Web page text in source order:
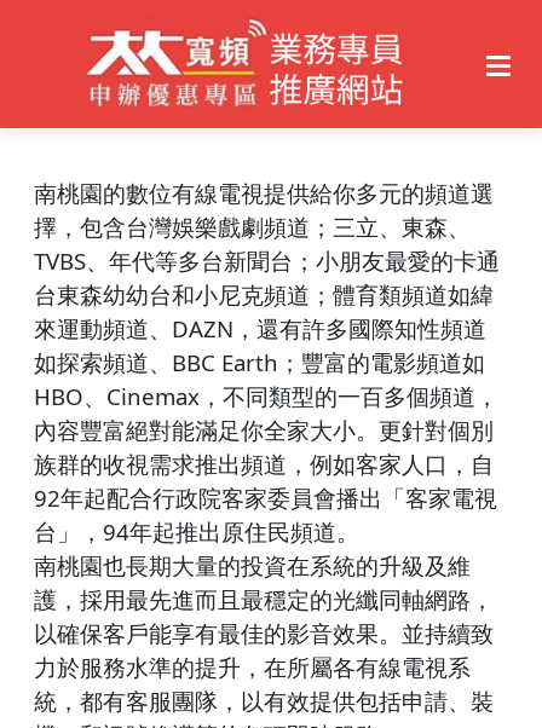
南桃園的數位有線電視提供給你多元的頻道選
擇，包含台灣娛樂戲劇頻道；三立、東森、
TVBS、年代等多台新聞台；小朋友最愛的卡通
台東森幼幼台和小尼克頻道；體育類頻道如緯
來運動頻道、DAZN，還有許多國際知性頻道
如探索頻道、BBC Earth；豐富的電影頻道如
HBO、Cinemax，不同類型的一百多個頻道，
內容豐富絕對能滿足你全家大小。更針對個別
族群的收視需求推出頻道，例如客家人口，自
92年起配合行政院客家委員會播出「客家電視
台」，94年起推出原住民頻道。
南桃園也長期大量的投資在系統的升級及維
護，採用最先進而且最穩定的光纖同軸網路，
以確保客戶能享有最佳的影音效果。並持續致
力於服務水準的提升，在所屬各有線電視系
統，都有客服團隊，以有效提供包括申請、裝